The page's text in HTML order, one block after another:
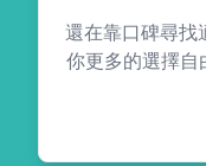
還在靠口碑尋找
你更多的選擇自